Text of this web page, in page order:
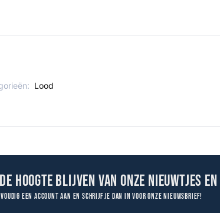
Lood
hoogte blijven van onze nieuwtjes
een account aan en schrijf je dan in voor onze nieuwsbrief!